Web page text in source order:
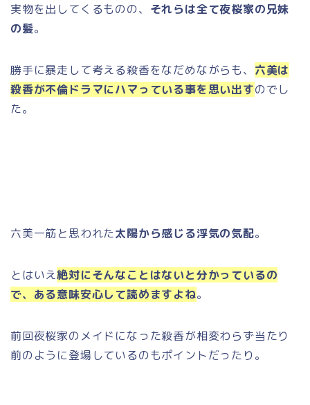
実物を出してくるものの、 それらは全て夜桜家の兄妹
の髪。
勝手に暴走して考える殺香をなだめながらも、 六美は
殺香が不倫ドラマにハマっている事を思い出すのでし
た。
六美一筋と思われた太陽から感じる浮気の気配。
とはいえ絶対にそんなことはないと分かっているの
で、ある意味安心して読めますよね。
前回夜桜家のメイドになった殺香が相変わらず当たり
前のように登場しているのもポイントだったり。